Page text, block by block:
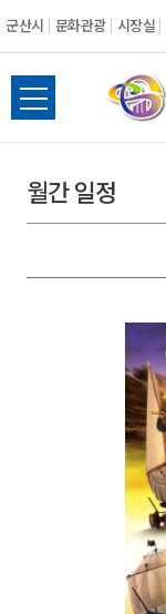
군산시 문화관광 시장실
전
체
뉴
열
월간 일정